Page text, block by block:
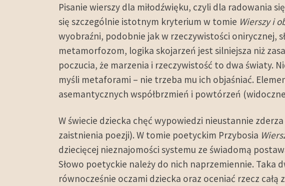
Pisanie wierszy dla miłodźwięku, czyli dla radowania
się szczególnie istotnym kryterium w tomie Wierszy i
wyobraźni, podobnie jak w rzeczywistości onirycznej,
metamorfozom, logika skojarzeń jest silniejsza niż
poczucia, że marzenia i rzeczywistość to dwa światy.
myśli metaforami – nie trzeba mu ich objaśniać.
asemantycznych współbrzmień i powtórzeń
W świecie dziecka chęć wypowiedzi nieustannie
zaistnienia poezji). W tomie poetyckim Przybosia
dziecięcej nieznajomości systemu ze świadomą
Słowo poetyckie należy do nich naprzemiennie.
równocześnie oczami dziecka oraz oceniać rzecz